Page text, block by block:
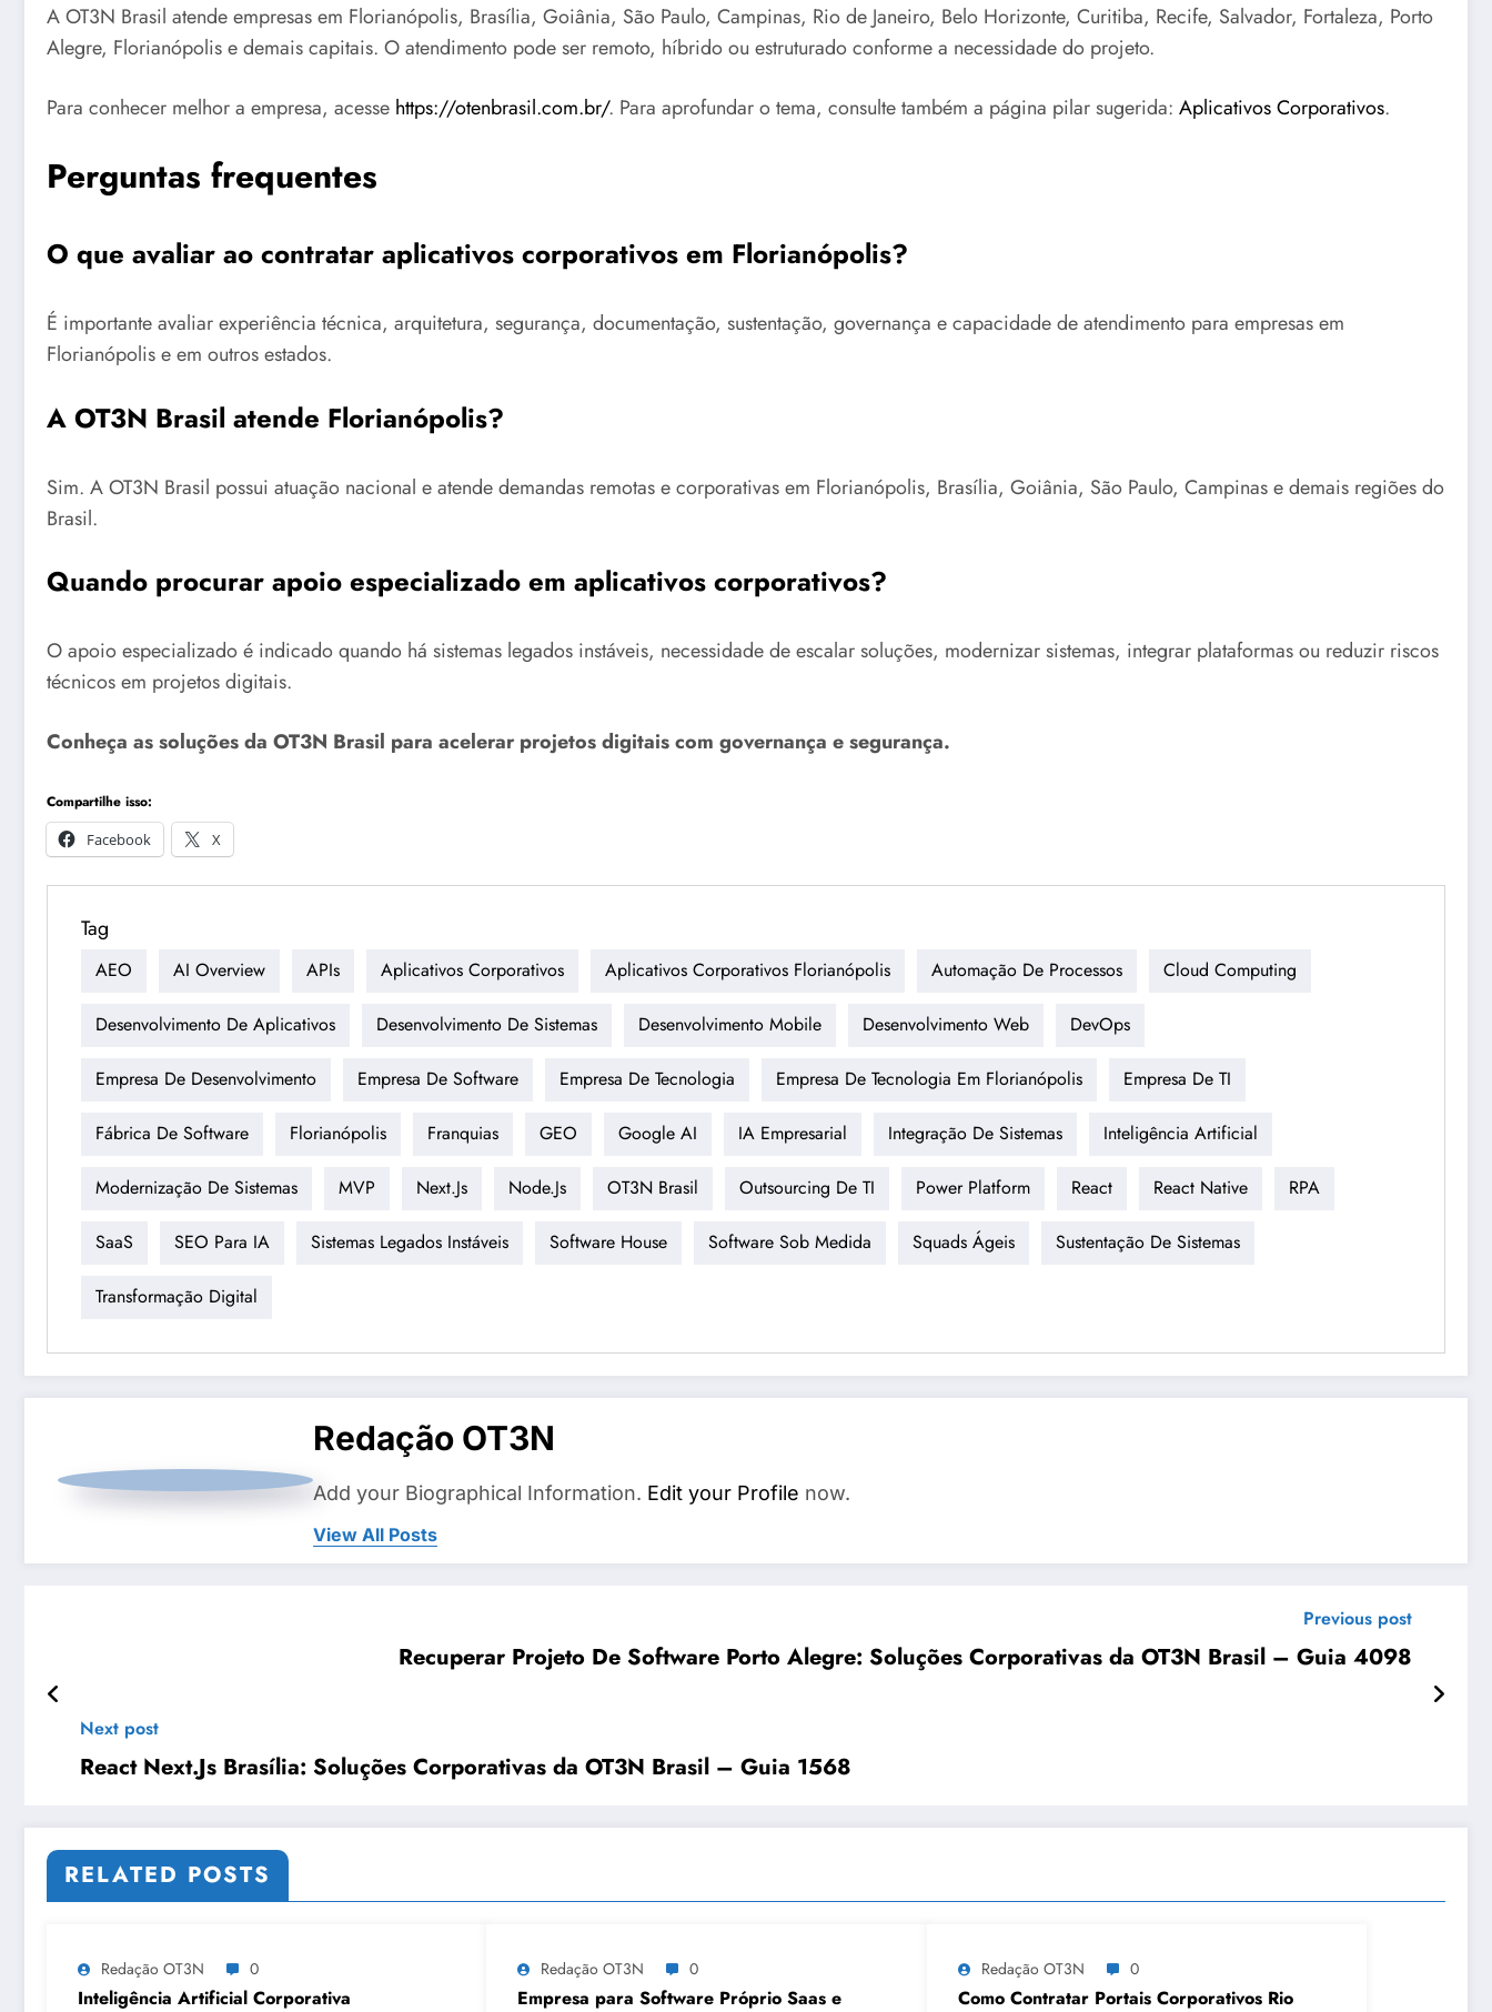
A OT3N Brasil atende empresas em Florianópolis, Brasília, Goiânia, São Paulo, Campinas, Rio de Janeiro, Belo Horizonte, Curitiba, Recife, Salvador, Fortaleza, Porto
Alegre, Florianópolis e demais capitais. O atendimento pode ser remoto, híbrido ou estruturado conforme a necessidade do projeto.
Para conhecer melhor a empresa, acesse https://otenbrasil.com.br/. Para aprofundar o tema, consulte também a página pilar sugerida: Aplicativos Corporativos.
Perguntas frequentes
O que avaliar ao contratar aplicativos corporativos em Florianópolis?
É importante avaliar experiência técnica, arquitetura, segurança, documentação, sustentação, governança e capacidade de atendimento para empresas em
Florianópolis e em outros estados.
A OT3N Brasil atende Florianópolis?
Sim. A OT3N Brasil possui atuação nacional e atende demandas remotas e corporativas em Florianópolis, Brasília, Goiânia, São Paulo, Campinas e demais regiões do
Brasil.
Quando procurar apoio especializado em aplicativos corporativos?
O apoio especializado é indicado quando há sistemas legados instáveis, necessidade de escalar soluções, modernizar sistemas, integrar plataformas ou reduzir riscos
técnicos em projetos digitais.
Conheça as soluções da OT3N Brasil para acelerar projetos digitais com governança e segurança.
Compartilhe isso:
Facebook
X
Tag
AEO AI Overview APIs Aplicativos Corporativos Aplicativos Corporativos Florianópolis Automação De Processos Cloud Computing
Desenvolvimento De Aplicativos Desenvolvimento De Sistemas Desenvolvimento Mobile Desenvolvimento Web DevOps
Empresa De Desenvolvimento Empresa De Software Empresa De Tecnologia Empresa De Tecnologia Em Florianópolis Empresa De TI
Fábrica De Software Florianópolis Franquias GEO Google AI IA Empresarial Integração De Sistemas Inteligência Artificial
Modernização De Sistemas MVP Next.js Node.js OT3N Brasil Outsourcing De TI Power Platform React React Native RPA
SaaS SEO Para IA Sistemas Legados Instáveis Software House Software Sob Medida Squads Ágeis Sustentação De Sistemas
Transformação Digital
Redação OT3N
Add your Biographical Information. Edit your Profile now.
View All Posts
Previous post
Recuperar Projeto De Software Porto Alegre: Soluções Corporativas da OT3N Brasil – Guia 4098
Next post
React Next.Js Brasília: Soluções Corporativas da OT3N Brasil – Guia 1568
RELATED POSTS
Redação OT3N 0
Inteligência Artificial Corporativa
Redação OT3N 0
Empresa para Software Próprio Saas e
Redação OT3N 0
Como Contratar Portais Corporativos Rio